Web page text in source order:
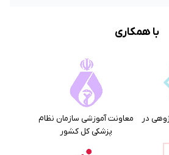
با همکاری
در
معاونت آموزشی سازمان نظام
پزشکی کل کشور